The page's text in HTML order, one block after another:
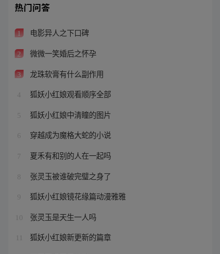
热门问答
1 电影异人之下口碑
2 微微一笑婚后之怀孕
3 龙珠软膏有什么副作用
4 狐妖小红娘观看顺序全部
5 狐妖小红娘中清瞳的图片
6 穿越成为魔格大蛇的小说
7 夏禾有和别的人在一起吗
8 张灵玉被谁破完璧之身了
9 狐妖小红娘镜花缘篇动漫雅雅
10 张灵玉是天生一人吗
狐妖小红娘新更新的篇章